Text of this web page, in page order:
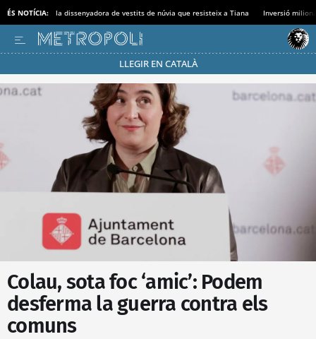
ÉS NOTÍCIA: la dissenyadora de vestits de núvia que resisteix a Tiana Inversió
LLEGIR EN CATALÀ
Passa’t al mode estalvi
Colau, sota foc ‘amic’: Podem
desferma la guerra contra els
comuns